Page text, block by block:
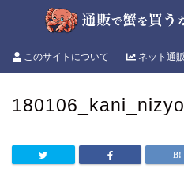
このサイトについて ネット通